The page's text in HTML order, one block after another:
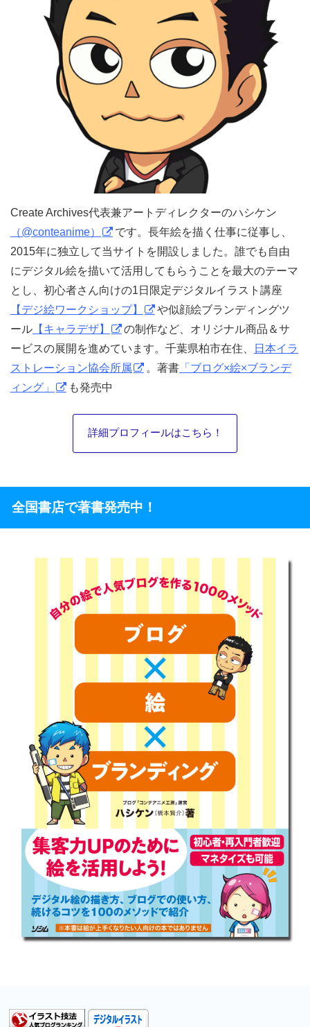
Create Archives代表兼アートディレクターのハシケン
（@conteanime）
です。長年絵を描く仕事に従事し、
2015年に独立して当サイトを開設しました。誰でも自由
にデジタル絵を描いて活用してもらうことを最大のテーマ
とし、初心者さん向けの1日限定デジタルイラスト講座
【デジ絵ワークショップ】
や似顔絵ブランディングツ
ール【キャラデザ】
の制作など、オリジナル商品＆サ
ービスの展開を進めています。千葉県柏市在住、
日本イラ
ストレーション協会所属
。著書「ブログ×絵×ブランデ
ィング」
も発売中
詳細プロフィールはこちら！
全国書店で著書発売中！